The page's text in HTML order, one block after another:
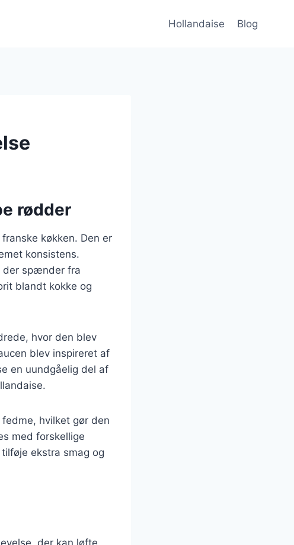
Hollandaise Blog
rødder
køkken. Den er
konsistens.
der spænder fra
blandt kokke og
hvor den blev
blev inspireret af
en uundgåelig del af
hvilket gør den
med forskellige
ekstra smag og
der kan løfte